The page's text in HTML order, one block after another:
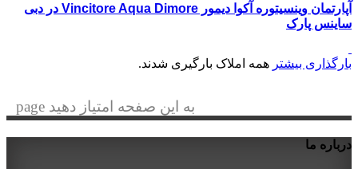
آپارتمان وینسیتوره آکوا دیمور Vincitore Aqua Dimore در دبی
ساینس پارک
بارگذاری بیشتر همه املاک بارگیری شدند.
به این صفحه امتیاز دهید page
درباره ما